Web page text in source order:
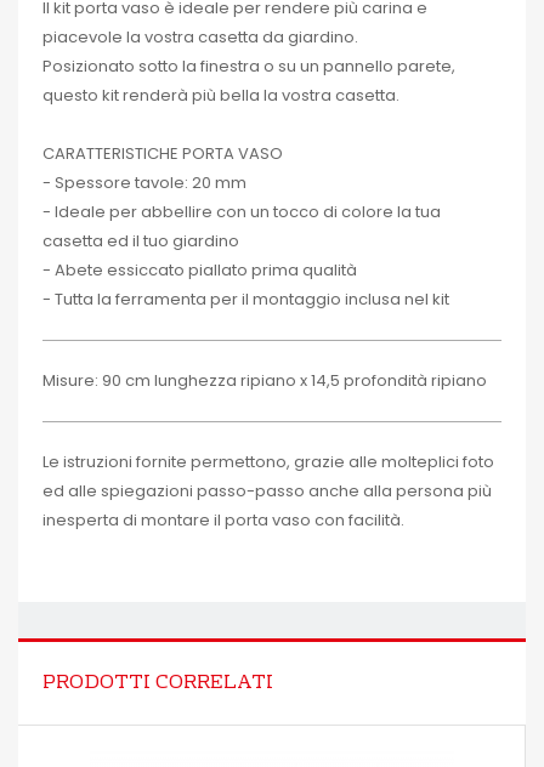
Il kit porta vaso è ideale per rendere più carina e
piacevole la vostra casetta da giardino.
Posizionato sotto la finestra o su un pannello parete,
questo kit renderà più bella la vostra casetta.
CARATTERISTICHE PORTA VASO
- Spessore tavole: 20 mm
- Ideale per abbellire con un tocco di colore la tua
casetta ed il tuo giardino
- Abete essiccato piallato prima qualità
- Tutta la ferramenta per il montaggio inclusa nel kit
Misure: 90 cm lunghezza ripiano x 14,5 profondità ripiano
Le istruzioni fornite permettono, grazie alle molteplici foto
ed alle spiegazioni passo-passo anche alla persona più
inesperta di montare il porta vaso con facilità.
PRODOTTI CORRELATI